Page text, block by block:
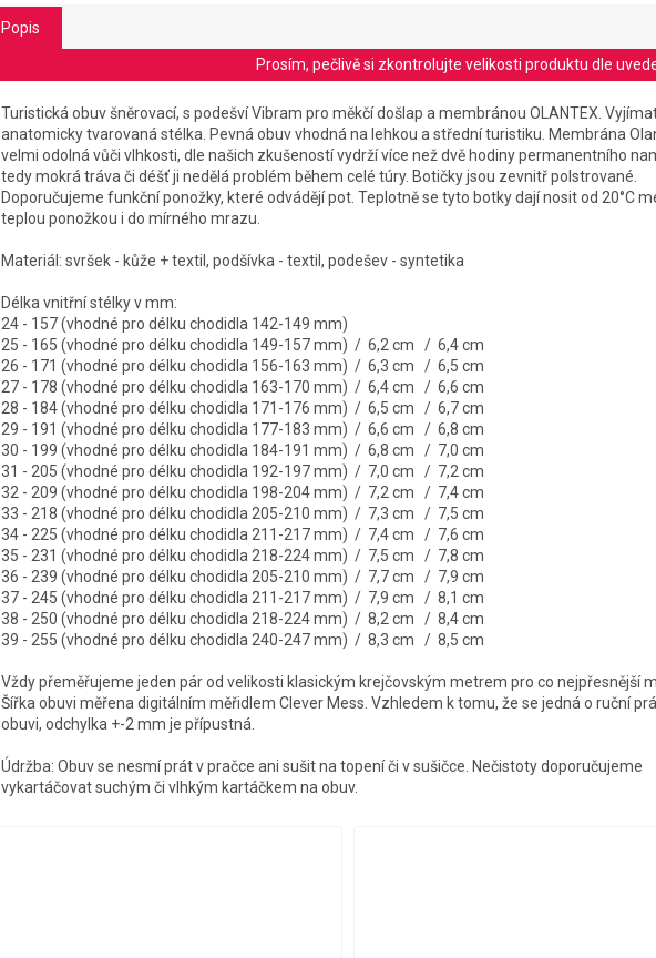
Popis
Prosím, pečlivě si zkontrolujte velikosti produktu dle
Turistická obuv šněrovací, s podešví Vibram pro měkčí došlap a membránou OLANTEX.
anatomicky tvarovaná stélka. Pevná obuv vhodná na lehkou a střední turistiku. Membrána
velmi odolná vůči vlhkosti, dle našich zkušeností vydrží více než dvě hodiny permanentního
tedy mokrá tráva či déšť ji nedělá problém během celé túry. Botičky jsou zevnitř polstrované.
Doporučujeme funkční ponožky, které odvádějí pot. Teplotně se tyto botky dají nosit od 20°C
teplou ponožkou i do mírného mrazu.
Materiál: svršek - kůže + textil, podšívka - textil, podešev - syntetika
Délka vnitřní stélky v mm:
24 - 157 (vhodné pro délku chodidla 142-149 mm)
25 - 165 (vhodné pro délku chodidla 149-157 mm) / 6,2 cm / 6,4 cm
26 - 171 (vhodné pro délku chodidla 156-163 mm) / 6,3 cm / 6,5 cm
27 - 178 (vhodné pro délku chodidla 163-170 mm) / 6,4 cm / 6,6 cm
28 - 184 (vhodné pro délku chodidla 171-176 mm) / 6,5 cm / 6,7 cm
29 - 191 (vhodné pro délku chodidla 177-183 mm) / 6,6 cm / 6,8 cm
30 - 199 (vhodné pro délku chodidla 184-191 mm) / 6,8 cm / 7,0 cm
31 - 205 (vhodné pro délku chodidla 192-197 mm) / 7,0 cm / 7,2 cm
32 - 209 (vhodné pro délku chodidla 198-204 mm) / 7,2 cm / 7,4 cm
33 - 218 (vhodné pro délku chodidla 205-210 mm) / 7,3 cm / 7,5 cm
34 - 225 (vhodné pro délku chodidla 211-217 mm) / 7,4 cm / 7,6 cm
35 - 231 (vhodné pro délku chodidla 218-224 mm) / 7,5 cm / 7,8 cm
36 - 239 (vhodné pro délku chodidla 205-210 mm) / 7,7 cm / 7,9 cm
37 - 245 (vhodné pro délku chodidla 211-217 mm) / 7,9 cm / 8,1 cm
38 - 250 (vhodné pro délku chodidla 218-224 mm) / 8,2 cm / 8,4 cm
39 - 255 (vhodné pro délku chodidla 240-247 mm) / 8,3 cm / 8,5 cm
Vždy přeměřujeme jeden pár od velikosti klasickým krejčovským metrem pro co nejpřesnější
Šířka obuvi měřena digitálním měřidlem Clever Mess. Vzhledem k tomu, že se jedná o ruční
obuvi, odchylka +-2 mm je přípustná.
Údržba: Obuv se nesmí prát v pračce ani sušit na topení či v sušičce. Nečistoty doporučujeme
vykartáčovat suchým či vlhkým kartáčkem na obuv.